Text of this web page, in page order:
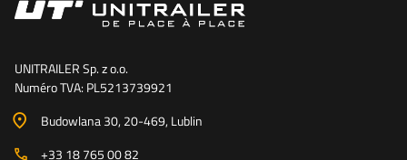
UNITRAILER Sp. z o.o.
Numéro TVA: PL5213739921
Budowlana 30, 20-469, Lublin
+33 18 765 00 82